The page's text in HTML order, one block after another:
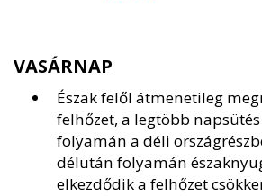
VASÁRNAP
Észak felől átmenetileg
felhőzet, a legtöbb
folyamán a déli
délután folyamán
elkezdődik a felhőzet